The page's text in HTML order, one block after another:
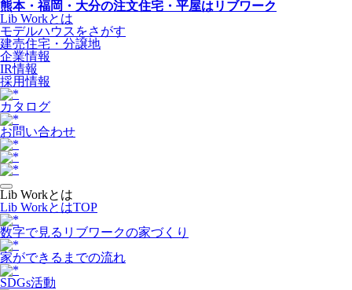
熊本・福岡・大分の注文住宅・平屋はリブワーク
Lib Workとは
モデルハウスをさがす
建売住宅・分譲地
企業情報
IR情報
採用情報
カタログ
お問い合わせ
Lib Workとは
Lib WorkとはTOP
数字で⾒るリブワークの家づくり
家ができるまでの流れ
SDGs活動